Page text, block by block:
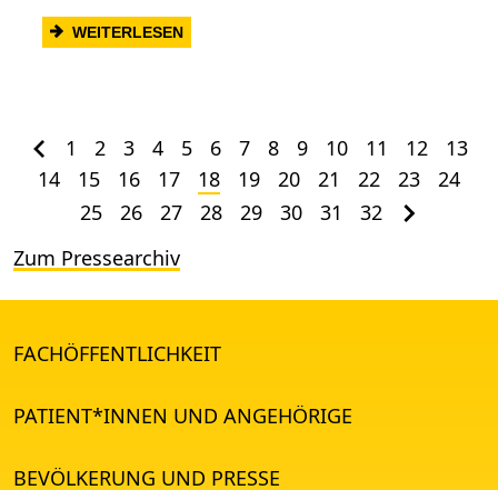
WEITERLESEN: WEITERBILDUNG PSYCHIATRIE IM
1 2 3 4 5 6 7 8 9 10 11 12
13
14
15 16 17 18 19 20 21 22 23
24
25
26 27 28 29 30 31
32
Zum Pressearchiv
FACHÖFFENTLICHKEIT
PATIENT*INNEN UND ANGEHÖRIGE
BEVÖLKERUNG UND PRESSE